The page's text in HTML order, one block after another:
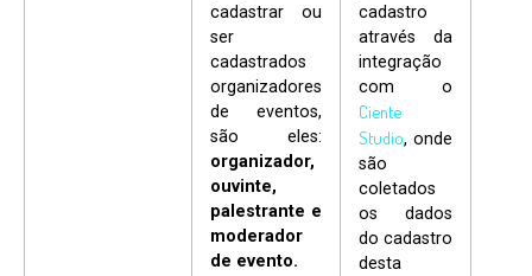
cadastrar ou
ser
cadastrados
organizadores
de eventos,
são eles:
organizador,
ouvinte,
palestrante e
moderador
de evento.
cadastro
através da
integração
com o
Ciente
Studio, onde
são
coletados
os dados
do cadastro
desta